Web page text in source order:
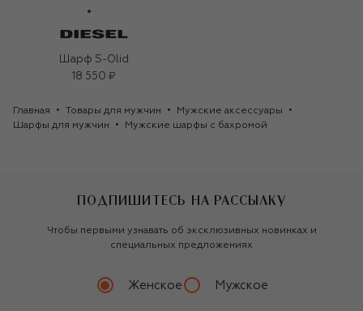
Шарф S-Olid
18 550 ₽
Главная Товары для мужчин
Мужские аксессуары
Шарфы для мужчин
Мужские шарфы с бахромой
ПОДПИШИТЕСЬ НА РАССЫЛКУ
Чтобы первыми узнавать об эксклюзивных новинках и
специальных предложениях
Женское Мужское